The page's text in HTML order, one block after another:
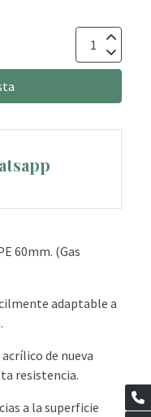
60mm. (Gas
adaptable a
de nueva
resistencia.
a la superficie